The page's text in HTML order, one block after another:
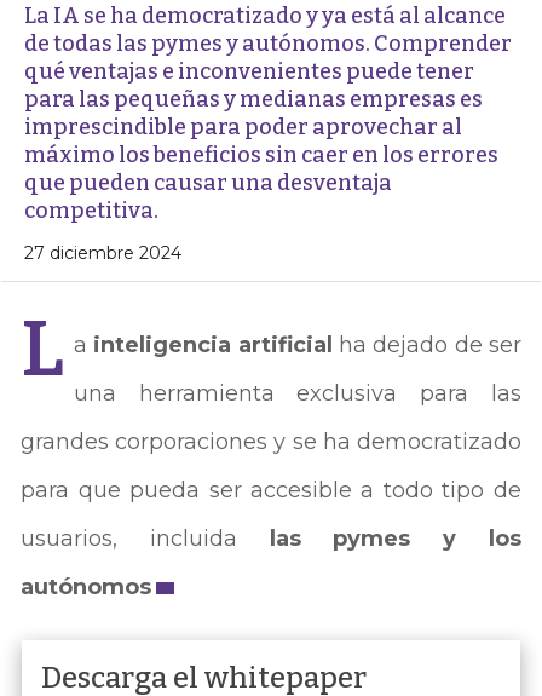
La IA se ha democratizado y ya está al alcance
de todas las pymes y autónomos. Comprender
qué ventajas e inconvenientes puede tener
para las pequeñas y medianas empresas es
imprescindible para poder aprovechar al
máximo los beneficios sin caer en los errores
que pueden causar una desventaja
competitiva.
27 diciembre 2024
L a inteligencia artificial ha dejado de ser
una herramienta exclusiva para las
grandes corporaciones y se ha democratizado
para que pueda ser accesible a todo tipo de
usuarios, incluida las pymes y los
autónomos
Descarga el whitepaper